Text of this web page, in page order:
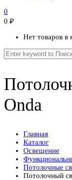
0
0 ₽
Нет товаров в
Onda
Главная
Каталог
Освещение
Потолочные
Потолочный